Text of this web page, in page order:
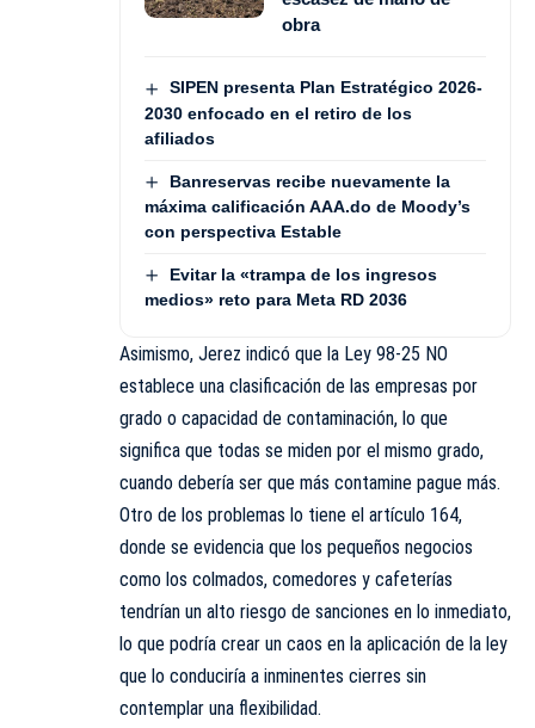
obra
SIPEN presenta Plan Estratégico 2026-
2030 enfocado en el retiro de los
afiliados
Banreservas recibe nuevamente la
máxima calificación AAA.do de Moody’s
con perspectiva Estable
Evitar la «trampa de los ingresos
medios» reto para Meta RD 2036
Asimismo, Jerez indicó que la Ley 98-25 NO
establece una clasificación de las empresas por
grado o capacidad de contaminación, lo que
significa que todas se miden por el mismo grado,
cuando debería ser que más contamine pague más.
Otro de los problemas lo tiene el artículo 164,
donde se evidencia que los pequeños negocios
como los colmados, comedores y cafeterías
tendrían un alto riesgo de sanciones en lo inmediato,
lo que podría crear un caos en la aplicación de la ley
que lo conduciría a inminentes cierres sin
contemplar una flexibilidad.